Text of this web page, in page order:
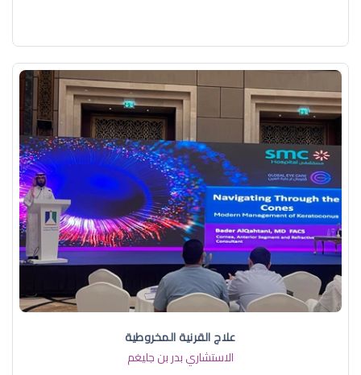
علاج القرنية المخروطية
الاستشاري بدر بن جليغم